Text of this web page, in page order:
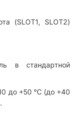
(SLOT1, SLOT2)
в стандартной
до +50 °С (до +40